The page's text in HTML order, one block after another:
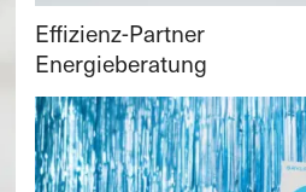
Effizienz-Partner
Energieberatung